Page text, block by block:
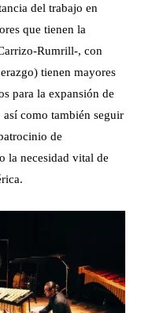
del trabajo en
que tienen la
Rumrill-, con
tienen mayores
para la expansión de
como también seguir
de
la necesidad vital de